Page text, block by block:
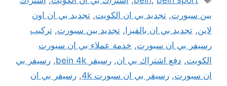
بين سبورت, تجديد بي ان الكويت, تجديد بي ان اون
لاين, تجديد بي ان بالفيزا, تجديد بين سبورت, تركيب
رسيفر بي ان سبورت, خدمة عملاء بي ان سبورت
الكويت, دفع اشتراك بي ان, رسيفر bein 4k , رسيفر بي
ان سبورت, رسيفر بي ان سبورت 4k , رسيفر بي ان